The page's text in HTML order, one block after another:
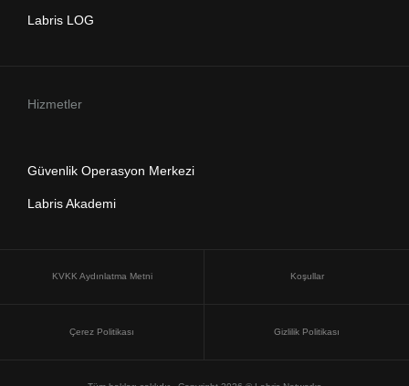
Labris LOG
Hizmetler
Güvenlik Operasyon Merkezi
Labris Akademi
KVKK Aydınlatma Metni Koşullar
Çerez Politikası Gizlilik Politikası